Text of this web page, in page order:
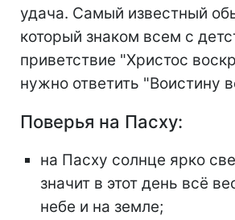
удача. Самый известный
который знаком всем с
приветствие "Христос
нужно ответить "Воистину
Поверья на Пасху:
на Пасху солнце ярко
значит в этот день всё
небе и на земле;